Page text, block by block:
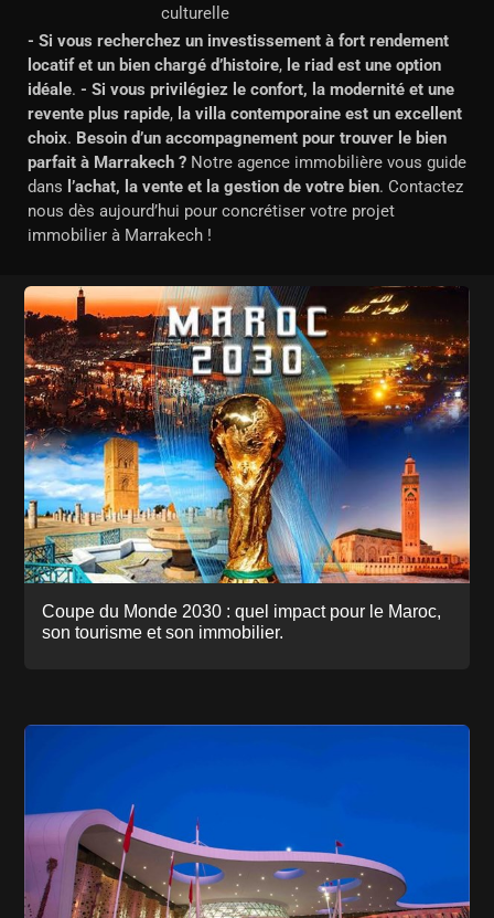
culturelle
- Si vous recherchez un investissement à fort rendement
locatif et un bien chargé d’histoire, le riad est une option
idéale. - Si vous privilégiez le confort, la modernité et une
revente plus rapide, la villa contemporaine est un excellent
choix. Besoin d’un accompagnement pour trouver le bien
parfait à Marrakech ? Notre agence immobilière vous guide
dans l’achat, la vente et la gestion de votre bien. Contactez
nous dès aujourd’hui pour concrétiser votre projet
immobilier à Marrakech !
Coupe du Monde 2030 : quel impact pour le Maroc,
son tourisme et son immobilier.